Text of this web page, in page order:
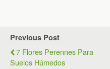
Previous Post
7 Flores Perennes Para
Suelos Húmedos